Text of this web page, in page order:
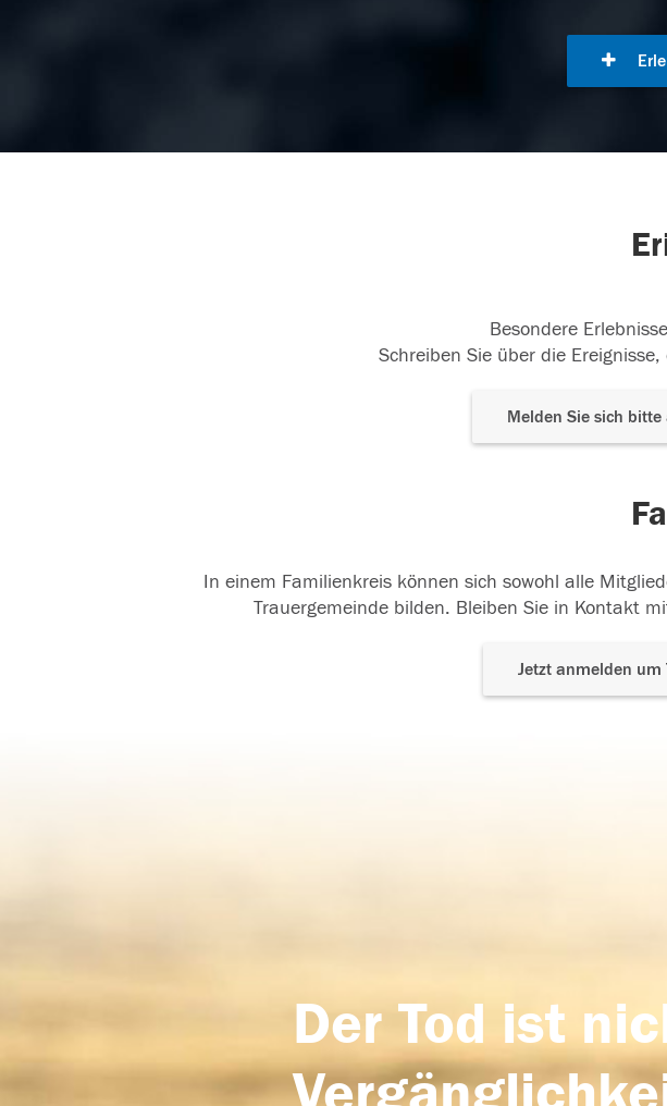
Besondere
Schreiben Sie über die
Melden Sie sich
In einem Familienkreis können sich sowohl alle
Trauergemeinde bilden. Bleiben Sie in Kontakt
Jetzt anmelden um
Der Tod ist